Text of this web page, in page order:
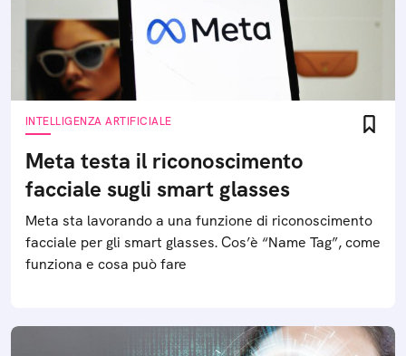
INTELLIGENZA ARTIFICIALE
Meta testa il riconoscimento
facciale sugli smart glasses
Meta sta lavorando a una funzione di riconoscimento
facciale per gli smart glasses. Cos’è “Name Tag”, come
funziona e cosa può fare